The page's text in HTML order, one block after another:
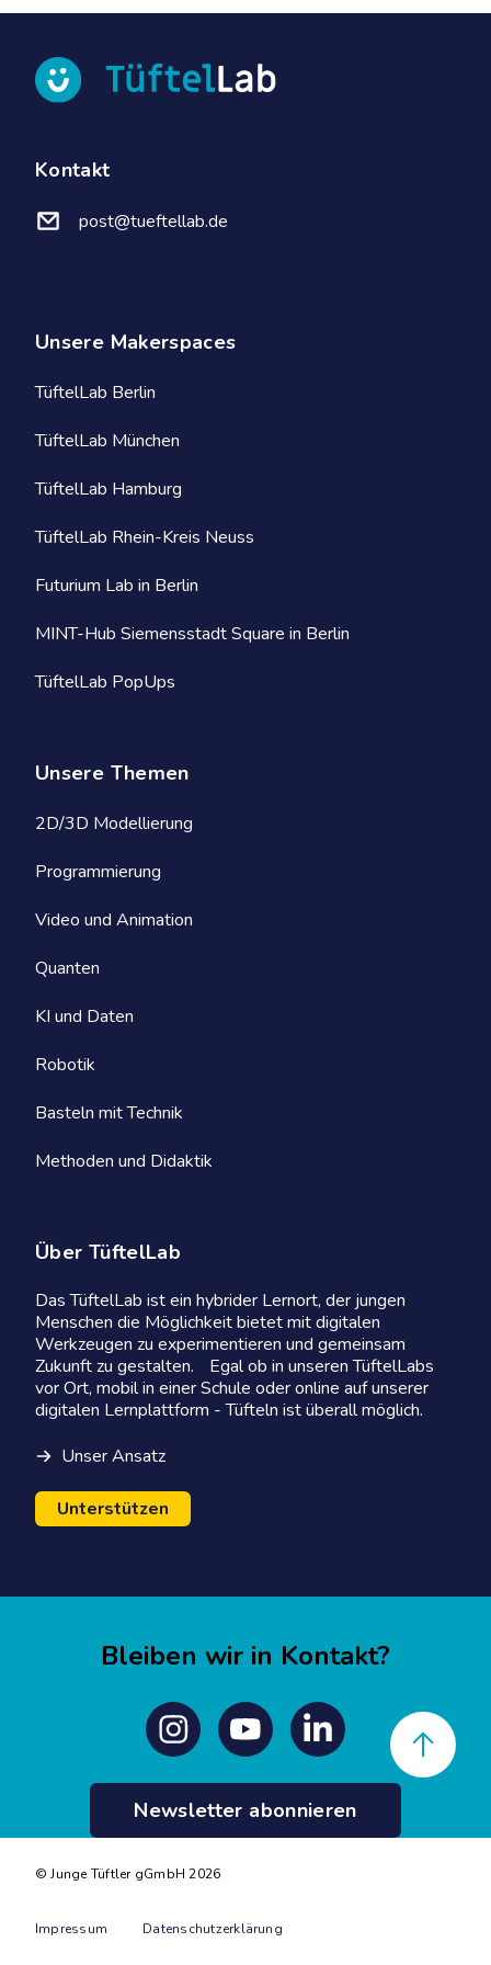
Kontakt
post@tueftellab.de
Unsere Makerspaces
TüftelLab Berlin
TüftelLab München
TüftelLab Hamburg
TüftelLab Rhein-Kreis Neuss
Futurium Lab in Berlin
MINT-Hub Siemensstadt Square in Berlin
TüftelLab PopUps
Unsere Themen
2D/3D Modellierung
Programmierung
Video und Animation
Quanten
KI und Daten
Robotik
Basteln mit Technik
Methoden und Didaktik
Über TüftelLab
Das TüftelLab ist ein hybrider Lernort, der jungen
Menschen die Möglichkeit bietet mit digitalen
Werkzeugen zu experimentieren und gemeinsam
Zukunft zu gestalten. Egal ob in unseren TüftelLabs
vor Ort, mobil in einer Schule oder online auf unserer
digitalen Lernplattform - Tüfteln ist überall möglich.
Unser Ansatz
Unterstützen
Bleiben wir in Kontakt?
InstagramYoutube Linkedin
Newsletter abonnieren
© Junge Tüftler gGmbH 2026
Impressum Datenschutzerklärung
Back to top